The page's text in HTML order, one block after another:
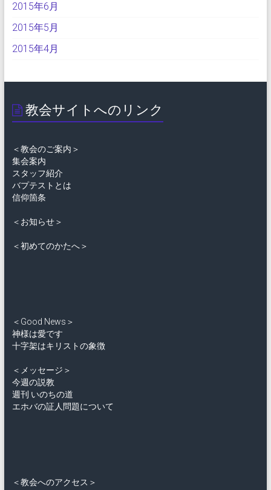
2015年6月
2015年5月
2015年4月
教会サイトへのリンク
＜教会のご案内＞
集会案内
スタッフ紹介
バプテストとは
信仰箇条
＜お知らせ＞
＜初めてのかたへ＞
＜Good News＞
神様は愛です
十字架はキリストの象徴
＜メッセージ＞
今週の説教
週刊 いのちの道
エホバの証人問題について
＜教会へのアクセス＞